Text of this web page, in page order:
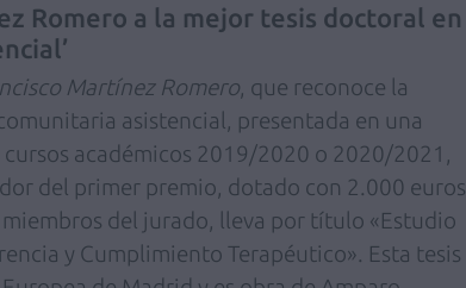
Romero a la mejor tesis doctoral en
Martínez Romero, que reconoce la
asistencial, presentada en una
académicos 2019/2020 o 2020/2021,
del primer premio, dotado con 2.000 euros
del jurado, lleva por título «Estudio
y Cumplimiento Terapéutico». Esta tesis